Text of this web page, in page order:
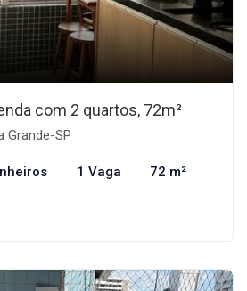
com 2 quartos, 72m²
Grande-SP
1 Vaga 72 m²